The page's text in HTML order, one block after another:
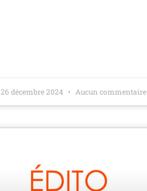
26 décembre 2024 Aucun commentaire